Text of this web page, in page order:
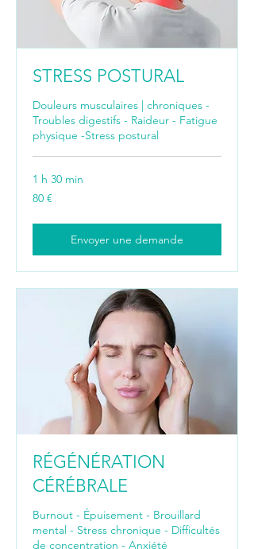
STRESS POSTURAL
Douleurs musculaires | chroniques -
Troubles digestifs - Raideur - Fatigue
physique -Stress postural
1 h 30 min
80
euros
80 €
Envoyer une demande
RÉGÉNÉRATION
CÉRÉBRALE
Burnout - Épuisement - Brouillard
mental - Stress chronique - Difficultés
de concentration - Anxiété